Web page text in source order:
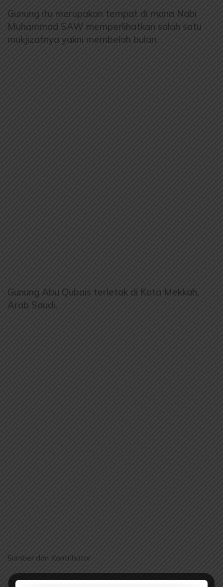
Gunung itu merupakan tempat di mana Nabi
Muhammad SAW memperlihatkan salah satu
mukjizatnya yakni membelah bulan.
Gunung Abu Qubais terletak di Kota Mekkah,
Arab Saudi.
Sumber dan Kontributor
Penyunting: elibrary.id